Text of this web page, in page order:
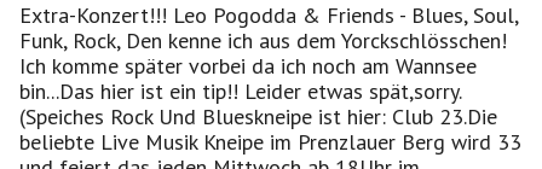
Extra-Konzert!!! Leo Pogodda & Friends - Blues, Soul,
Funk, Rock, Den kenne ich aus dem Yorckschlösschen!
Ich komme später vorbei da ich noch am Wannsee
bin...Das hier ist ein tip!! Leider etwas spät,sorry.
(Speiches Rock Und Blueskneipe ist hier: Club 23.Die
beliebte Live Musik Kneipe im Prenzlauer Berg wird 33